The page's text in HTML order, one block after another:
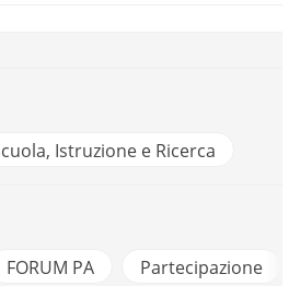
Istruzione e Ricerca
FORUM PA Partecipazione